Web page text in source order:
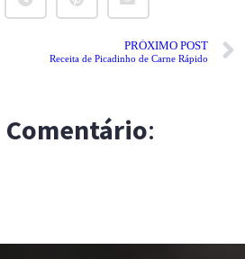
PRÓXIMO POST
Receita de Picadinho de Carne Rápido
Comentário: